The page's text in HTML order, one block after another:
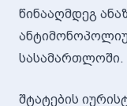
წინააღმდეგ
სასამართლოში.
შტატების